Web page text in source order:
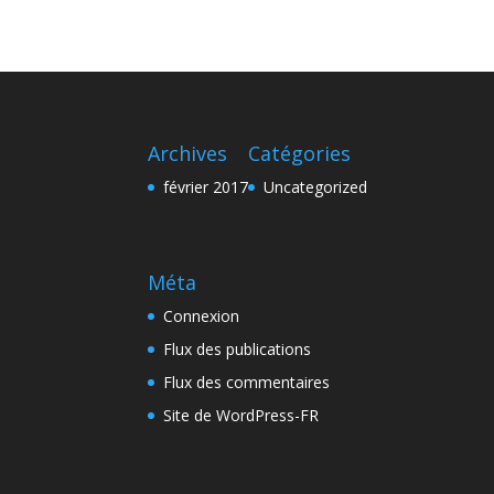
Archives
février 2017
Catégories
Uncategorized
Méta
Connexion
Flux des publications
Flux des commentaires
Site de WordPress-FR